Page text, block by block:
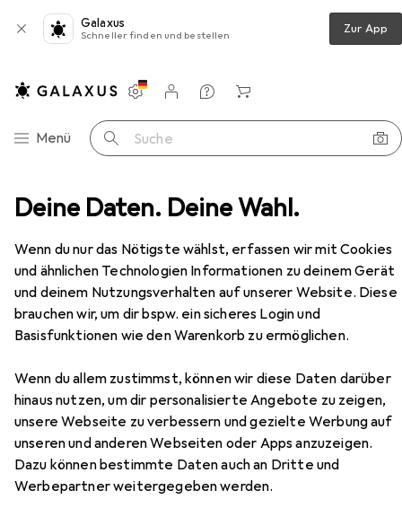
Deine Daten. Deine Wahl.
Wenn du nur das Nötigste wählst, erfassen wir mit Cookies
und ähnlichen Technologien Informationen zu deinem Gerät
und deinem Nutzungsverhalten auf unserer Website. Diese
brauchen wir, um dir bspw. ein sicheres Login und
Basisfunktionen wie den Warenkorb zu ermöglichen.
Wenn du allem zustimmst, können wir diese Daten darüber
hinaus nutzen, um dir personalisierte Angebote zu zeigen,
unsere Webseite zu verbessern und gezielte Werbung auf
unseren und anderen Webseiten oder Apps anzuzeigen.
Dazu können bestimmte Daten auch an Dritte und
Werbepartner weitergegeben werden.
Galaxus
Schneller finden und bestellen Zur App
Navigation nach Kategorien
Menü Suche
Einstellungen
Kundenkonto
Vergleichslisten
Merklisten
Warenkorb
Zone Denmark Zone Seifenschale Nova Silbergrau
Zone Denmark Zone Seifenschale
Nova Silbergrau
Zubehör für Zone Denmark Zone
Seifenschale Nova Silbergrau
Hier findest du passendes Zubehör zum Produkt Zone
Denmark Zone Seifenschale Nova Silbergrau aus der
Kategorie Handseife.
Relevanz